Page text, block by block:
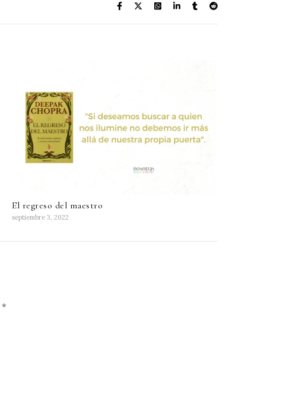
El regreso del maestro
septiembre 3, 2022
*